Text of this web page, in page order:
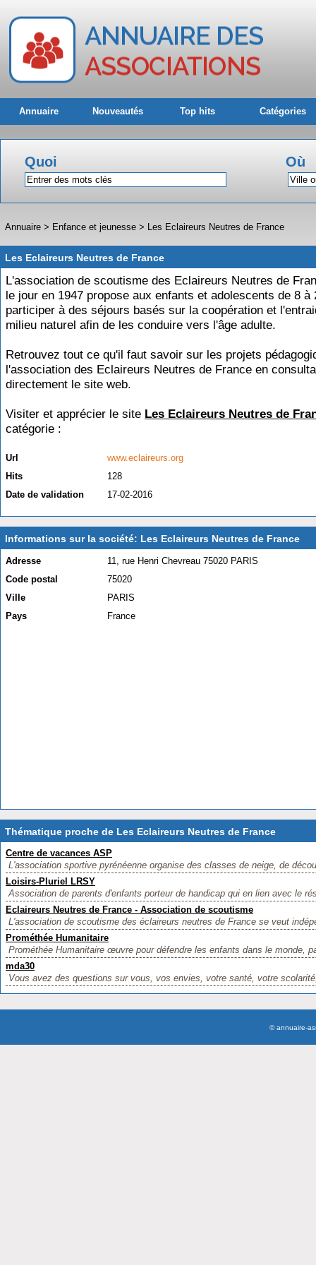
Annuaire Nouveautés Top hits Catégories
Quoi Où
Annuaire > Enfance et jeunesse > Les Eclaireurs Neutres de France
Les Eclaireurs Neutres de France
L'association de scoutisme des Eclaireurs Neutres de
le jour en 1947 propose aux enfants et adolescents de 8 à
participer à des séjours basés sur la coopération et
milieu naturel afin de les conduire vers l'âge adulte.
Retrouvez tout ce qu'il faut savoir sur les projets
l'association des Eclaireurs Neutres de France en
directement le site web.
Visiter et apprécier le site Les Eclaireurs Neutres de
catégorie :
Url
www.eclaireurs.org
Hits
128
Date de validation
17-02-2016
Informations sur la société: Les Eclaireurs Neutres de France
Adresse
11, rue Henri Chevreau 75020 PARIS
Code postal
75020
Ville
PARIS
Pays
France
Thématique proche de Les Eclaireurs Neutres de France
Centre de vacances ASP
L'association sportive pyrénéenne organise des classes de neige, de
Loisirs-Pluriel LRSY
Association de parents d'enfants porteur de handicap qui en lien avec le
Eclaireurs Neutres de France - Association de scoutisme
L'association de scoutisme des éclaireurs neutres de France se veut
Prométhée Humanitaire
Prométhée Humanitaire œuvre pour défendre les enfants dans le monde,
mda30
Vous avez des questions sur vous, vos envies, votre santé, votre
© annuaire-